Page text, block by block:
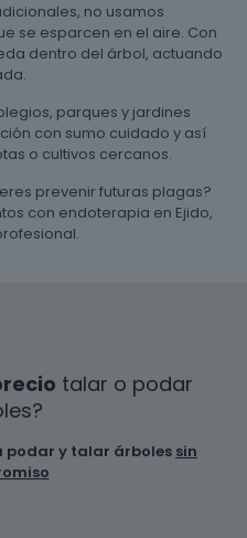
no usamos
se esparcen en el aire. Con
dentro del árbol, actuando
parques y jardines
con sumo cuidado y así
o cultivos cercanos.
prevenir futuras plagas?
con endoterapia en Ejido,
talar o podar
podar y talar árboles sin